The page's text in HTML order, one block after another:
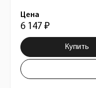
Цена
6 147 ₽
Купить